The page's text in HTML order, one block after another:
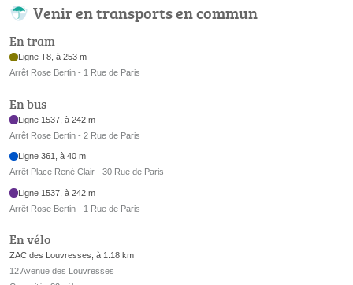
Venir en transports en commun
En tram
Ligne T8, à 253 m
Arrêt Rose Bertin - 1 Rue de Paris
En bus
Ligne 1537, à 242 m
Arrêt Rose Bertin - 2 Rue de Paris
Ligne 361, à 40 m
Arrêt Place René Clair - 30 Rue de Paris
Ligne 1537, à 242 m
Arrêt Rose Bertin - 1 Rue de Paris
En vélo
ZAC des Louvresses, à 1.18 km
12 Avenue des Louvresses